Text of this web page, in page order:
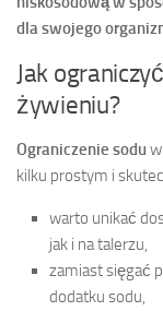
dla swojego
Jak
żywieniu?
Ograniczenie sodu
kilku prostym i
warto unikać
jak i na talerzu,
zamiast sięgać
dodatku sodu,